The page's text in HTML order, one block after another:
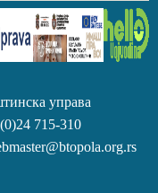
управа
715-310